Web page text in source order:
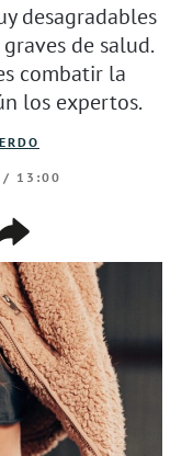
desagradables
de salud.
combatir la
los expertos.
/ 13:00